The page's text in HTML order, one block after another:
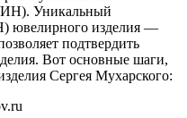
Уникальный
ювелирного изделия —
подтвердить
Вот основные шаги,
Сергея Мухарского: